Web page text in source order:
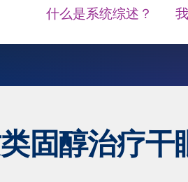
什么是系统综述？
固醇治疗干